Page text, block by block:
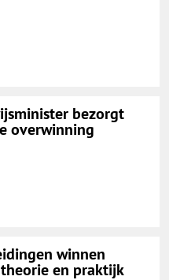
bezorgt
overwinning
winnen
en praktijk